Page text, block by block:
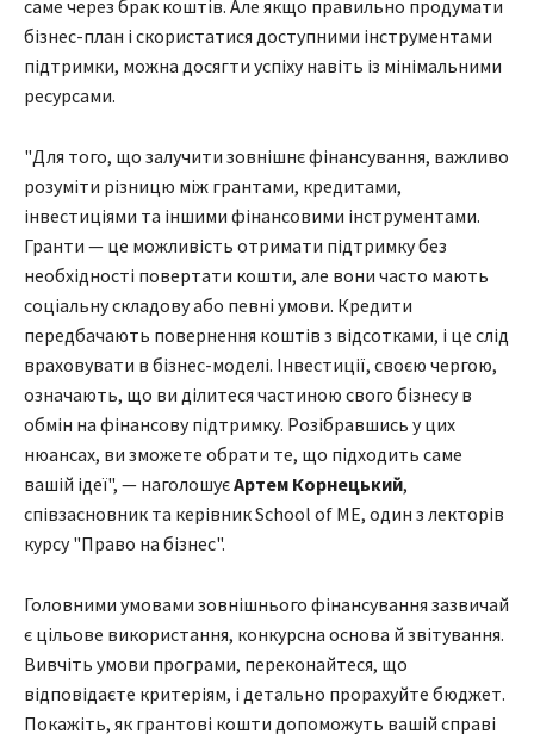
саме через брак коштів. Але якщо правильно продумати
бізнес-план і скористатися доступними інструментами
підтримки, можна досягти успіху навіть із мінімальними
ресурсами.
"Для того, що залучити зовнішнє фінансування, важливо
розуміти різницю між грантами, кредитами,
інвестиціями та іншими фінансовими інструментами.
Гранти — це можливість отримати підтримку без
необхідності повертати кошти, але вони часто мають
соціальну складову або певні умови. Кредити
передбачають повернення коштів з відсотками, і це слід
враховувати в бізнес-моделі. Інвестиції, своєю чергою,
означають, що ви ділитеся частиною свого бізнесу в
обмін на фінансову підтримку. Розібравшись у цих
нюансах, ви зможете обрати те, що підходить саме
вашій ідеї", — наголошуєАртем Корнецький,
співзасновник та керівник School of ME, один з лекторів
курсу "Право на бізнес".
Головними умовами зовнішнього фінансування зазвичай
є цільове використання, конкурсна основа й звітування.
Вивчіть умови програми, переконайтеся, що
відповідаєте критеріям, і детально прорахуйте бюджет.
Покажіть, як грантові кошти допоможуть вашій справі